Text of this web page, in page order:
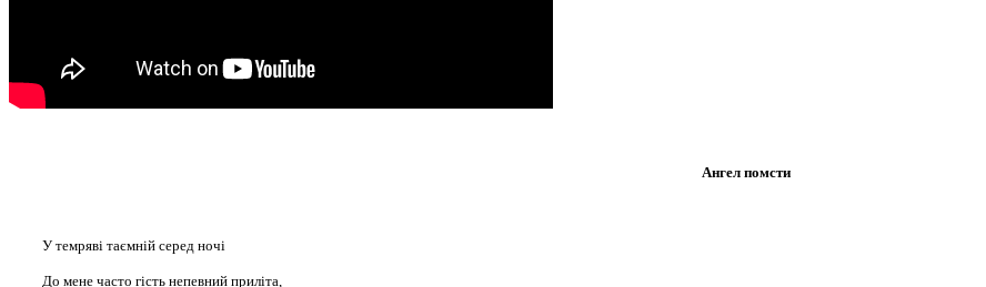
Ангел помсти
У темряві таємній серед ночі
До мене часто гість непевний приліта,